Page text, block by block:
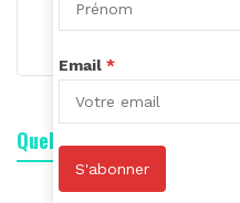
Quelle est votre réaction ?
Email *
S'abonner